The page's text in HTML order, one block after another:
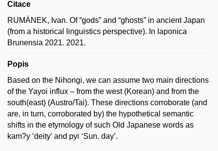
Citace
RUMÁNEK, Ivan. Of “gods” and “ghosts” in ancient Japan
(from a historical linguistics perspective). In Iaponica
Brunensia 2021. 2021.
Popis
Based on the Nihongi, we can assume two main directions
of the Yayoi influx – from the west (Korean) and from the
south(east) (Austro/Tai). These directions corroborate (and
are, in turn, corroborated by) the hypothetical semantic
shifts in the etymology of such Old Japanese words as
kam?y ‘deity’ and pyi ‘Sun. day’.